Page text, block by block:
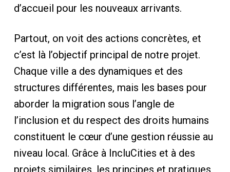
d’accueil pour les nouveaux arrivants.
Partout, on voit des actions concrètes, et
c’est là l’objectif principal de notre projet.
Chaque ville a des dynamiques et des
structures différentes, mais les bases pour
aborder la migration sous l’angle de
l’inclusion et du respect des droits humains
constituent le cœur d’une gestion réussie au
niveau local. Grâce à IncluCities et à des
projets similaires, les principes et pratiques